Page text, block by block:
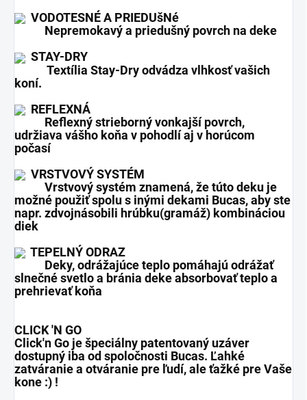
VODOTESNÉ A PRIEDUšNé
Nepremokavý a priedušný povrch na deke
STAY-DRY
Textília Stay-Dry odvádza vlhkosť vašich
koní.
REFLEXNÁ
Reflexný strieborný vonkajší povrch,
udržiava vášho koňa v pohodlí aj v horúcom
počasí
VRSTVOVÝ SYSTÉM
Vrstvový systém znamená, že túto deku je
možné použiť spolu s inými dekami Bucas, aby ste
napr. zdvojnásobili hrúbku(gramáž) kombináciou
diek
TEPELNÝ ODRAZ
Deky, odrážajúce teplo pomáhajú odrážať
slnečné svetlo a bránia deke absorbovať teplo a
prehrievať koňa
CLICK 'N GO
Click'n Go je špeciálny patentovaný uzáver
dostupný iba od spoločnosti Bucas. Ľahké
zatváranie a otváranie pre ľudí, ale ťažké pre Vaše
kone :) !